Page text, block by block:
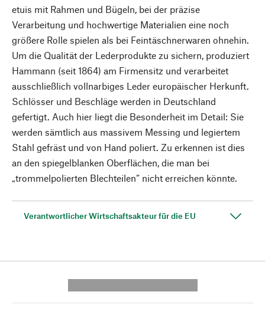
etuis mit Rahmen und Bügeln, bei der präzise
Verarbeitung und hochwertige Materialien eine noch
größere Rolle spielen als bei Feintäschnerwaren ohnehin.
Um die Qualität der Lederprodukte zu sichern, produziert
Hammann (seit 1864) am Firmensitz und verarbeitet
ausschließlich vollnarbiges Leder europäischer Herkunft.
Schlösser und Beschläge werden in Deutschland
gefertigt. Auch hier liegt die Besonderheit im Detail: Sie
werden sämtlich aus massivem Messing und legiertem
Stahl gefräst und von Hand poliert. Zu erkennen ist dies
an den spiegelblanken Oberflächen, die man bei
„trommelpolierten Blechteilen“ nicht erreichen könnte.
Verantwortlicher Wirtschaftsakteur für die EU